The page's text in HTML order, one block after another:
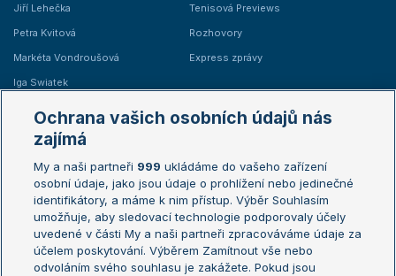
Jiří Lehečka
Petra Kvitová
Markéta Vondroušová
Iga Swiatek
Tenisová Previews
Rozhovory
Express zprávy
Žebříčky
Žebříček ATP (muži)
Žebříček WTA (ženy)
Sázkařský žebříček
Australian Open
French Open
Wimbledon
US Open
Turnaj mistrů
Ochrana vašich osobních údajů nás
zajímá
My a naši partneři 999 ukládáme do vašeho zařízení
osobní údaje, jako jsou údaje o prohlížení nebo jedinečné
identifikátory, a máme k nim přístup. Výběr Souhlasím
umožňuje, aby sledovací technologie podporovaly účely
uvedené v části My a naši partneři zpracováváme údaje za
účelem poskytování. Výběrem Zamítnout vše nebo
odvoláním svého souhlasu je zakážete. Pokud jsou